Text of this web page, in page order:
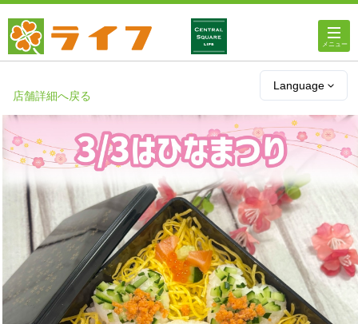
Language
店舗・チラシ情報
ライフのオンラインストア
ライフネットスーパー
企業情報
IR情報
店舗詳細へ戻る